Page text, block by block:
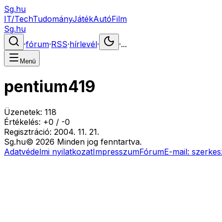
Sg.hu
IT/TechTudományJátékAutóFilm
Sg.hu
·fórum·RSS·hírlevél· ·...
Menü
pentium419
Üzenetek: 118
Értékelés: +0 / -0
Regisztráció: 2004. 11. 21.
Sg.hu© 2026 Minden jog fenntartva.
Adatvédelmi nyilatkozatImpresszumFórumE-mail: